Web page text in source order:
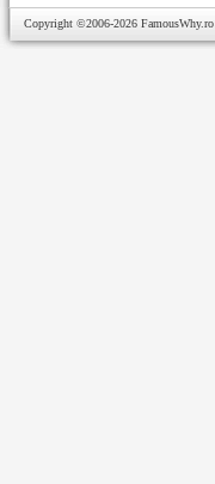
Copyright ©2006-2026 FamousWhy.ro